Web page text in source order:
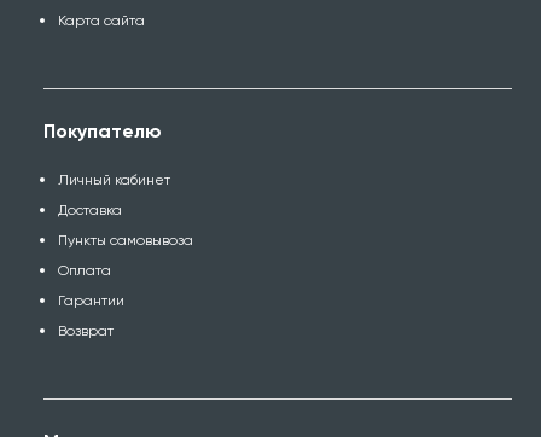
Карта сайта
Покупателю
Личный кабинет
Доставка
Пункты самовывоза
Оплата
Гарантии
Возврат